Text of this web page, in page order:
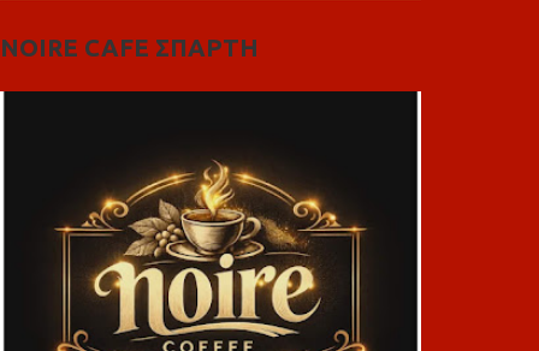
NOIRE CAFE ΣΠΑΡΤΗ